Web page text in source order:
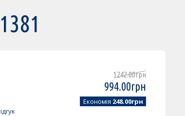
1242.00грн
994.00грн
Економія 248.00грн